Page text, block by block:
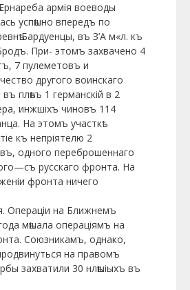
армія воеводы
успѣшно впередъ по
Бардуенцы, въ З’А м«л. къ
При- этомъ захвачено 4
7 пулеметовъ и
другого воинскаго
плѣнъ 1 германскій в 2
инжшіхъ чиновъ 114
На этомъ участкѣ
къ непріятелю 2
одного переброшеннаго
русскаго фронта. На
фронта ничего
Операціи на Ближнемъ
мѣшала операціямъ на
Союзникамъ, однако,
на правомъ
захватили 30 нлѣшіыхъ въ